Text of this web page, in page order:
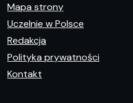
Mapa strony
Uczelnie w Polsce
Redakcja
Polityka prywatności
Kontakt